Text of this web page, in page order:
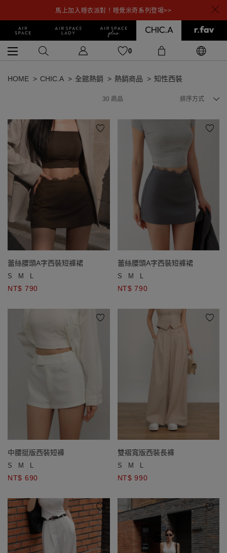
馬上加入睡衣派對！睡覺米奇系列登場>>
0
HOME CHIC.A 全館熱銷 熱銷商品 知性西裝
30 商品 排序方式
蕾絲腰頭A字西裝短褲裙
S M L
NT$ 790
蕾絲腰頭A字西裝短褲裙
S M L
NT$ 790
中腰挺版西裝短褲
S M L
NT$ 690
雙褶寬版西裝長褲
S M L
NT$ 990